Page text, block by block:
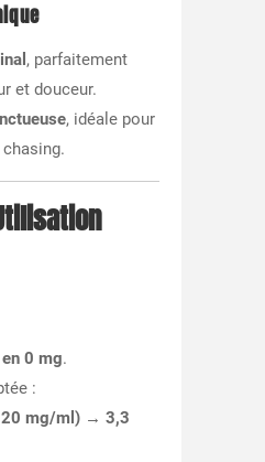
, parfaitement
et douceur.
, idéale pour
0 mg.
:
20 mg/ml) → 3,3